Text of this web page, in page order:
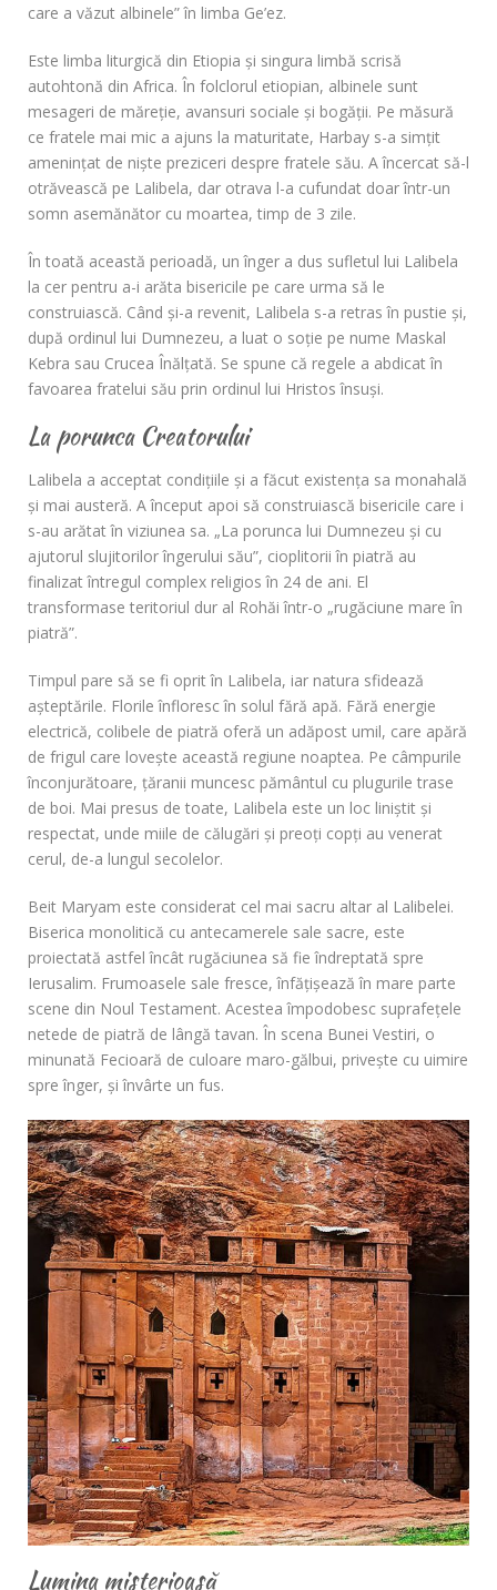
care a văzut albinele” în limba Ge’ez.
Este limba liturgică din Etiopia şi singura limbă scrisă
autohtonă din Africa. În folclorul etiopian, albinele sunt
mesageri de măreţie, avansuri sociale şi bogăţii. Pe măsură
ce fratele mai mic a ajuns la maturitate, Harbay s-a simţit
ameninţat de nişte preziceri despre fratele său. A încercat să-l
otrăvească pe Lalibela, dar otrava l-a cufundat doar într-un
somn asemănător cu moartea, timp de 3 zile.
În toată această perioadă, un înger a dus sufletul lui Lalibela
la cer pentru a-i arăta bisericile pe care urma să le
construiască. Când și-a revenit, Lalibela s-a retras în pustie şi,
după ordinul lui Dumnezeu, a luat o soţie pe nume Maskal
Kebra sau Crucea Înălţată. Se spune că regele a abdicat în
favoarea fratelui său prin ordinul lui Hristos însuşi.
La porunca Creatorului
Lalibela a acceptat condiţiile şi a făcut existenţa sa monahală
şi mai austeră. A început apoi să construiască bisericile care i
s-au arătat în viziunea sa. „La porunca lui Dumnezeu şi cu
ajutorul slujitorilor îngerului său”, cioplitorii în piatră au
finalizat întregul complex religios în 24 de ani. El
transformase teritoriul dur al Rohăi într-o „rugăciune mare în
piatră”.
Timpul pare să se fi oprit în Lalibela, iar natura sfidează
aşteptările. Florile înfloresc în solul fără apă. Fără energie
electrică, colibele de piatră oferă un adăpost umil, care apără
de frigul care loveşte această regiune noaptea. Pe câmpurile
înconjurătoare, ţăranii muncesc pământul cu plugurile trase
de boi. Mai presus de toate, Lalibela este un loc liniştit şi
respectat, unde miile de călugări şi preoţi copţi au venerat
cerul, de-a lungul secolelor.
Beit Maryam este considerat cel mai sacru altar al Lalibelei.
Biserica monolitică cu antecamerele sale sacre, este
proiectată astfel încât rugăciunea să fie îndreptată spre
Ierusalim. Frumoasele sale fresce, înfăţişează în mare parte
scene din Noul Testament. Acestea împodobesc suprafeţele
netede de piatră de lângă tavan. În scena Bunei Vestiri, o
minunată Fecioară de culoare maro-gălbui, priveşte cu uimire
spre înger, şi învârte un fus.
Lumina misterioasă